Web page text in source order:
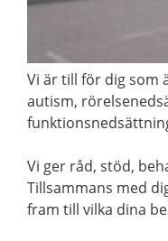
Vi är till för dig som
autism,
Vi ger råd, stöd,
Tillsammans med
fram till vilka dina